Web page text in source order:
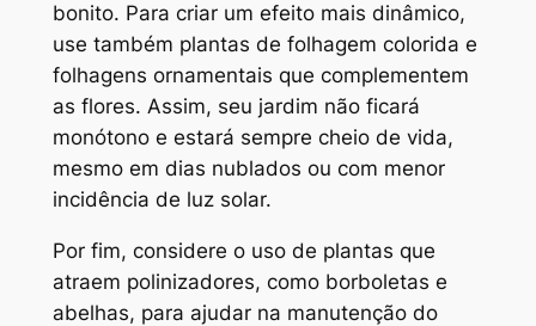
bonito. Para criar um efeito mais dinâmico,
use também plantas de folhagem colorida e
folhagens ornamentais que complementem
as flores. Assim, seu jardim não ficará
monótono e estará sempre cheio de vida,
mesmo em dias nublados ou com menor
incidência de luz solar.
Por fim, considere o uso de plantas que
atraem polinizadores, como borboletas e
abelhas, para ajudar na manutenção do